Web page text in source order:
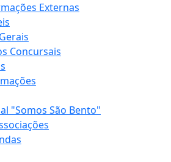
Externas
Concursais
"Somos São Bento"